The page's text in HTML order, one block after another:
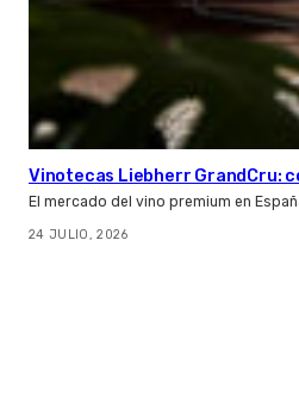
Vinotecas Liebherr GrandCru:
El mercado del vino premium en
24 JULIO, 2026